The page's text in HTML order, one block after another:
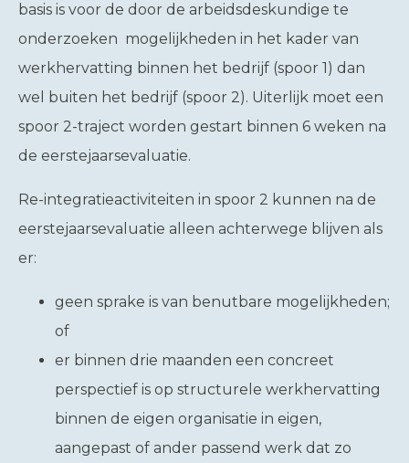
basis is voor de door de arbeidsdeskundige te
onderzoeken mogelijkheden in het kader van
werkhervatting binnen het bedrijf (spoor 1) dan
wel buiten het bedrijf (spoor 2). Uiterlijk moet een
spoor 2-traject worden gestart binnen 6 weken na
de eerstejaarsevaluatie.
Re-integratieactiviteiten in spoor 2 kunnen na de
eerstejaarsevaluatie alleen achterwege blijven als
er:
geen sprake is van benutbare mogelijkheden;
of
er binnen drie maanden een concreet
perspectief is op structurele werkhervatting
binnen de eigen organisatie in eigen,
aangepast of ander passend werk dat zo